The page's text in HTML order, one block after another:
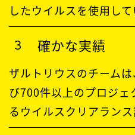
したウイルスを使用して
確かな実績
ザルトリウスのチーム
び700件以上のプロジ
るウイルスクリアランス